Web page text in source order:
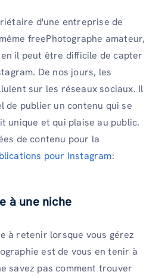
d'une entreprise de
freePhotographe amateur,
il peut être difficile de capter
De nos jours, les
sur les réseaux sociaux. Il
de publier un contenu qui se
unique et qui plaise au public.
de contenu pour la
pour Instagram:
à une niche
à retenir lorsque vous gérez
est de vous en tenir à
savez pas comment trouver